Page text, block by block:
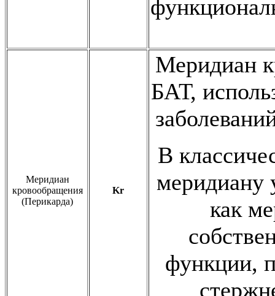
Меридиан
кровообращения
(Перикарда)
Kr
Меридиан
БАТ,
В
меридиану
как
функции,